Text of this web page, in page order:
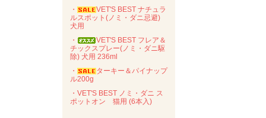
・
VET'S BEST ナチュラ
ルスポット(ノミ・ダニ忌避)
犬用
・
VET'S BEST フレア＆
チックスプレー(ノミ・ダニ駆
除) 犬用 236ml
・
ターキー＆パイナップ
ル200g
・VET'S BEST ノミ・ダニ ス
ポットオン 猫用 (6本入)